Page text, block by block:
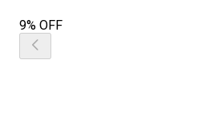
9% OFF